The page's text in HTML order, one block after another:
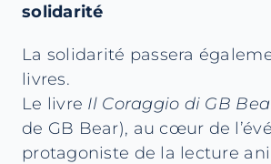
solidarité
La solidarité passera
livres.
Le livre Il Coraggio di GB
de GB Bear), au cœur de
protagoniste de la lecture